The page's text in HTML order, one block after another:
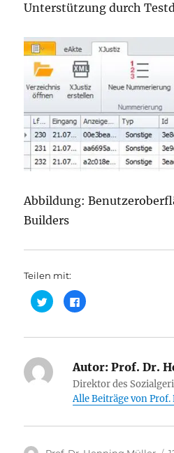
Unterstützung durch
Abbildung:
Builders
Teilen mit:
K
l
,
ü
b
e
t
r
K
l
,
a
u
f
F
a
c
b
k
Autor: Prof. Dr.
Direktor des
Alle Beiträge von